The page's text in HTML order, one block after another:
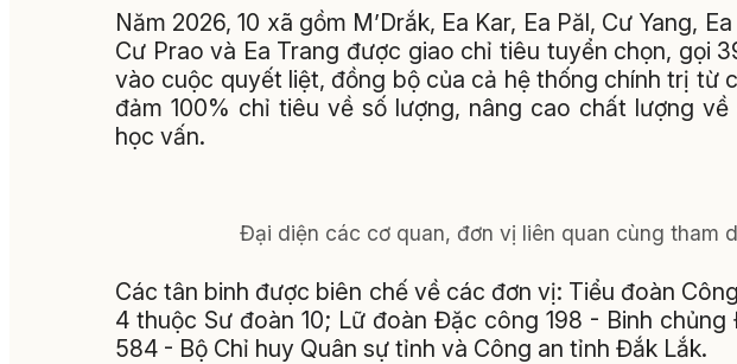
Năm 2026, 10 xã gồm M’Drắk, Ea Kar, Ea Păl, Cư Yang,
Cư Prao và Ea Trang được giao chỉ tiêu tuyển chọn, gọi
vào cuộc quyết liệt, đồng bộ của cả hệ thống chính trị từ
đảm 100% chỉ tiêu về số lượng, nâng cao chất lượng
học vấn.
Đại diện các cơ quan, đơn vị liên quan cùng tham
Các tân binh được biên chế về các đơn vị: Tiểu đoàn
4 thuộc Sư đoàn 10; Lữ đoàn Đặc công 198 - Binh
584 - Bộ Chỉ huy Quân sự tỉnh và Công an tỉnh Đắk Lắk.